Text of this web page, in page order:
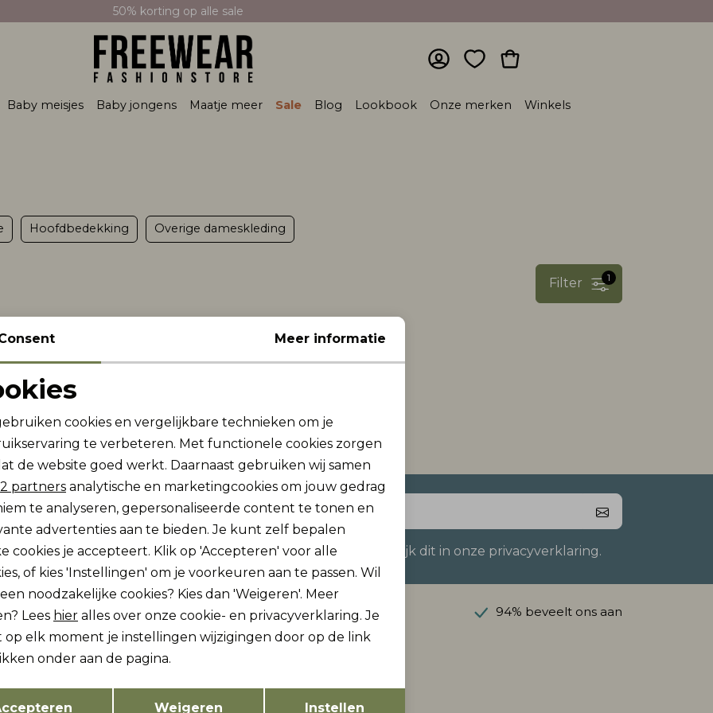
50% korting op alle sale
Baby meisjes Baby jongens Maatje meer Sale Blog Lookbook Onze merken Winkels
Hoofdbedekking Overige dameskleding
1
Filter
zijn?
dan ook gelijk €5,-
Hoe we met je data omgaan? Bekijk dit in onze privacyverklaring.
sparen voor korting Gratis verzending vanaf €50 94% beveelt ons aan
Freewear
cookies
cookies Marketing cookies
Terug Opslaan
Meer informatie
cookies en vergelijkbare technieken om je
te verbeteren. Met functionele cookies zorgen
de website goed werkt. Daarnaast gebruiken wij samen
2 partners analytische en marketingcookies om jouw gedrag
te analyseren, gepersonaliseerde content te tonen en
advertenties aan te bieden. Je kunt zelf bepalen
cookies je accepteert. Klik op 'Accepteren' voor alle
of kies 'Instellingen' om je voorkeuren aan te passen. Wil
noodzakelijke cookies? Kies dan 'Weigeren'. Meer
Lees hier alles over onze cookie- en privacyverklaring. Je
op elk moment je instellingen wijzigingen door op de link
onder aan de pagina.
Weigeren Instellen